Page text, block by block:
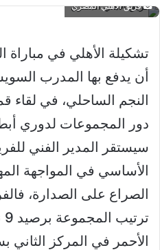
فريق الأهلي المصري
تشكيلة الأهلي في مباراة
أن يدفع بها المدرب
النجم الساحلي، في لقاء
دور المجموعات لدوري
سيستقر المدير الفني
الأساسي في المواجهة
الصراع على الصدارة،
الأحمر في المركز الثاني